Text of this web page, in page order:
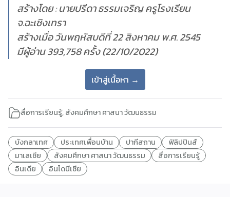
สร้างโดย : นายปรีดา ธรรมเจริญ ครูโรงเรียน
จ.ฉะเชิงเทรา
สร้างเมื่อ วันพฤหัสบดีที่ 22 สิงหาคม พ.ศ. 2545
มีผู้อ่าน 393,758 ครั้ง (22/10/2022)
เข้าสู่เนื้อหา →
สื่อการเรียนรู้,สังคมศึกษา ศาสนา วัฒนธรรม
บังกลาเทศ ประเทศเพื่อนบ้าน ปากีสถาน
ฟิลิปปินส์
มาเลเซีย
สังคมศึกษา ศาสนา วัฒนธรรม
สื่อการเรียนรู้
อินเดีย
อินโดนีเซีย